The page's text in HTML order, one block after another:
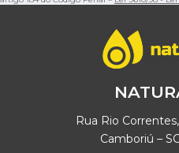
Rua Rio
Camboriú –